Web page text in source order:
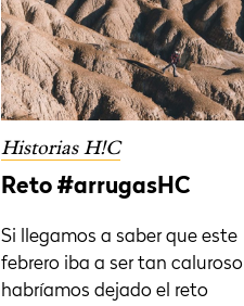
Historias H!C
Reto #arrugasHC
Si llegamos a saber que este
febrero iba a ser tan caluroso
habríamos dejado el reto